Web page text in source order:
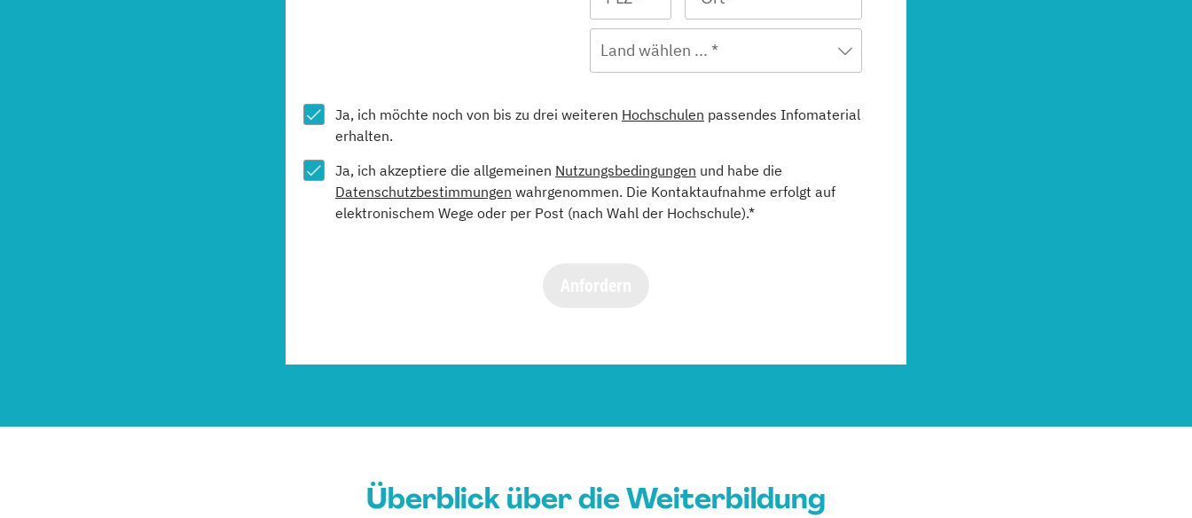
Land wählen ... *
Ja, ich möchte noch von bis zu drei weiteren Hochschulen passendes Infomaterial
erhalten.
Ja, ich akzeptiere die allgemeinen Nutzungsbedingungen und habe die
Datenschutzbestimmungen wahrgenommen. Die Kontaktaufnahme erfolgt auf
elektronischem Wege oder per Post (nach Wahl der Hochschule).*
Überblick über die Weiterbildung